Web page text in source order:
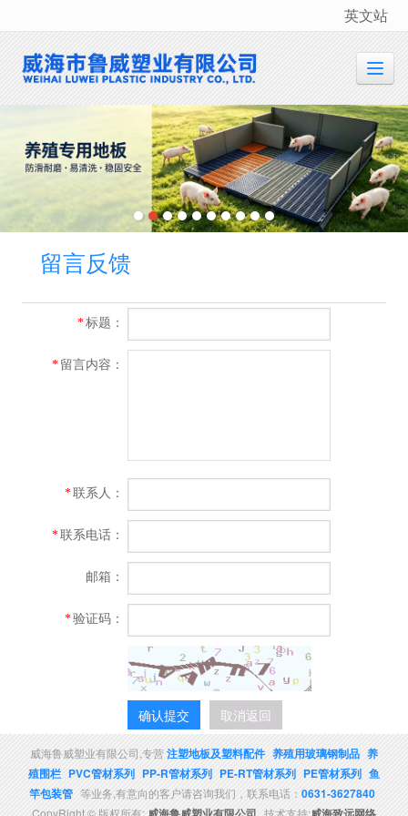
很遗憾，因您的浏览器版本过低导致无法获得最佳浏览体验，推荐下载安装谷歌浏览器！
英文站
留言反馈
*标题：
* 留言内容：
*联系人：
*联系电话：
邮箱：
*验证码：
确认提交 取消返回
威海鲁威塑业有限公司,专营注塑地板及塑料配件 养殖用玻璃钢制品 养
殖围栏 PVC管材系列 PP-R管材系列 PE-RT管材系列 PE管材系列 鱼
竿包装管 等业务,有意向的客户请咨询我们，联系电话： 0631-3627840
CopyRight © 版权所有: 技术支持: